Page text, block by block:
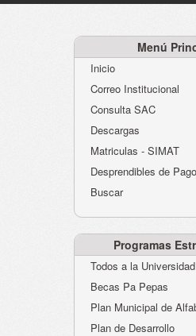
Atención al Ciudadano
Instituciones Educativas
Despacho Secretaría
Evaluación desempeño
Humano-Cesantías
Menú
Inicio
Correo Institucional
Consulta SAC
Descargas
Matriculas - SIMAT
Desprendibles de Pago
Buscar
Programas
Todos a la
Becas Pa Pepas
Plan Municipal de
Plan de Desarrollo